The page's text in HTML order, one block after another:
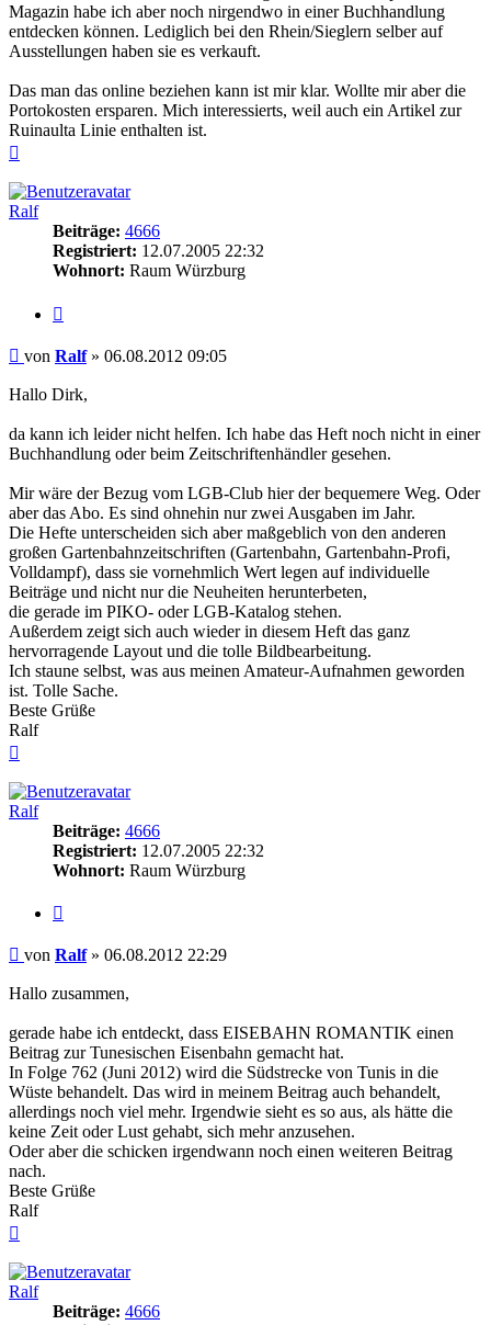
Magazin habe ich aber noch nirgendwo in einer Buchhandlung
entdecken können. Lediglich bei den Rhein/Sieglern selber auf
Ausstellungen haben sie es verkauft.
Das man das online beziehen kann ist mir klar. Wollte mir aber die
Portokosten ersparen. Mich interessierts, weil auch ein Artikel zur
Ruinaulta Linie enthalten ist.
Ralf
Beiträge: 4666
Registriert: 12.07.2005 22:32
Wohnort: Raum Würzburg
Beitrag
von Ralf» 06.08.2012 09:05
Hallo Dirk,
da kann ich leider nicht helfen. Ich habe das Heft noch nicht in einer
Buchhandlung oder beim Zeitschriftenhändler gesehen.
Mir wäre der Bezug vom LGB-Club hier der bequemere Weg. Oder
aber das Abo. Es sind ohnehin nur zwei Ausgaben im Jahr.
Die Hefte unterscheiden sich aber maßgeblich von den anderen
großen Gartenbahnzeitschriften (Gartenbahn, Gartenbahn-Profi,
Volldampf), dass sie vornehmlich Wert legen auf individuelle
Beiträge und nicht nur die Neuheiten herunterbeten,
die gerade im PIKO- oder LGB-Katalog stehen.
Außerdem zeigt sich auch wieder in diesem Heft das ganz
hervorragende Layout und die tolle Bildbearbeitung.
Ich staune selbst, was aus meinen Amateur-Aufnahmen geworden
ist. Tolle Sache.
Beste Grüße
Ralf
Ralf
Beiträge: 4666
Registriert: 12.07.2005 22:32
Wohnort: Raum Würzburg
Beitrag
von Ralf» 06.08.2012 22:29
Hallo zusammen,
gerade habe ich entdeckt, dass EISEBAHN ROMANTIK einen
Beitrag zur Tunesischen Eisenbahn gemacht hat.
In Folge 762 (Juni 2012) wird die Südstrecke von Tunis in die
Wüste behandelt. Das wird in meinem Beitrag auch behandelt,
allerdings noch viel mehr. Irgendwie sieht es so aus, als hätte die
keine Zeit oder Lust gehabt, sich mehr anzusehen.
Oder aber die schicken irgendwann noch einen weiteren Beitrag
nach.
Beste Grüße
Ralf
Ralf
Beiträge: 4666